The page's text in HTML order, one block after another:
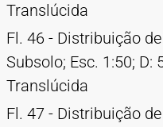
Translúcida
Fl. 46 - Distribuição
Subsolo; Esc. 1:50; D:
Translúcida
Fl. 47 - Distribuição